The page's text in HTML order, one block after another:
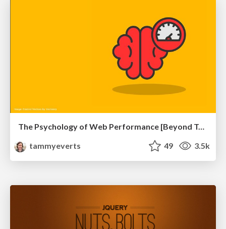
The Psychology of Web Performance [Beyond Tellerrand 2023]
tammyeverts
49 3.5k